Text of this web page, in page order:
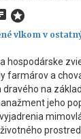
stars
vlkom v
hospodárske
farmárov a
dravého na
jeho